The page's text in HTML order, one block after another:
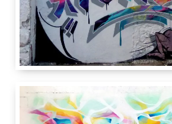
Tones
Carrefour Rue
3 1201 Genève GE
IdRoom